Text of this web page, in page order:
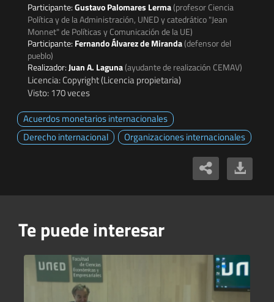
Participante:Gustavo Palomares Lerma(profesor Ciencia
Política y de la Administración, UNED y catedrático "Jean
Monnet" de Políticas y Comunicación de la UE)
Participante: Fernando Álvarez de Miranda(defensor del
pueblo)
Realizador:Juan A. Laguna(ayudante de realización CEMAV)
Licencia: Copyright (Licencia propietaria)
Visto: 170 veces
Acuerdos monetarios internacionales
Derecho internacional
Organizaciones internacionales
Te puede interesar